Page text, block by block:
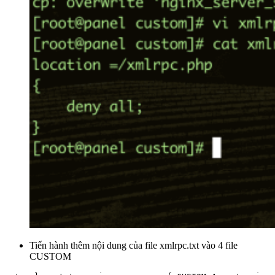
Tiến hành thêm nội dung của file xmlrpc.txt vào 4 file
CUSTOM